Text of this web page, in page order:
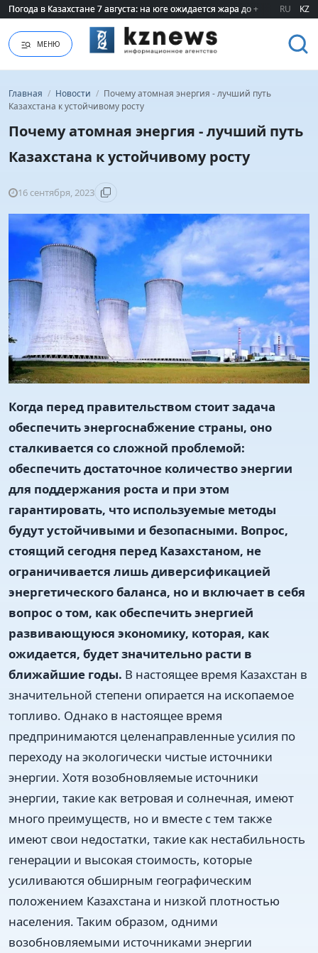
Погода в Казахстане 7 августа: на юге ожидается жара до +40 градусов
Погода в Казахстане 7 августа: на юге ожидается жара до +40 градусов
RU KZ
МЕНЮ
Главная / Новости / Почему атомная энергия - лучший путь
Казахстана к устойчивому росту
Почему атомная энергия - лучший путь
Казахстана к устойчивому росту
16 сентября, 2023
Когда перед правительством стоит задача
обеспечить энергоснабжение страны, оно
сталкивается со сложной проблемой:
обеспечить достаточное количество энергии
для поддержания роста и при этом
гарантировать, что используемые методы
будут устойчивыми и безопасными. Вопрос,
стоящий сегодня перед Казахстаном, не
ограничивается лишь диверсификацией
энергетического баланса, но и включает в себя
вопрос о том, как обеспечить энергией
развивающуюся экономику, которая, как
ожидается, будет значительно расти в
ближайшие годы. В настоящее время Казахстан в
значительной степени опирается на ископаемое
топливо. Однако в настоящее время
предпринимаются целенаправленные усилия по
переходу на экологически чистые источники
энергии. Хотя возобновляемые источники
энергии, такие как ветровая и солнечная, имеют
много преимуществ, но и вместе с тем также
имеют свои недостатки, такие как нестабильность
генерации и высокая стоимость, которые
усиливаются обширным географическим
положением Казахстана и низкой плотностью
населения. Таким образом, одними
возобновляемыми источниками энергии